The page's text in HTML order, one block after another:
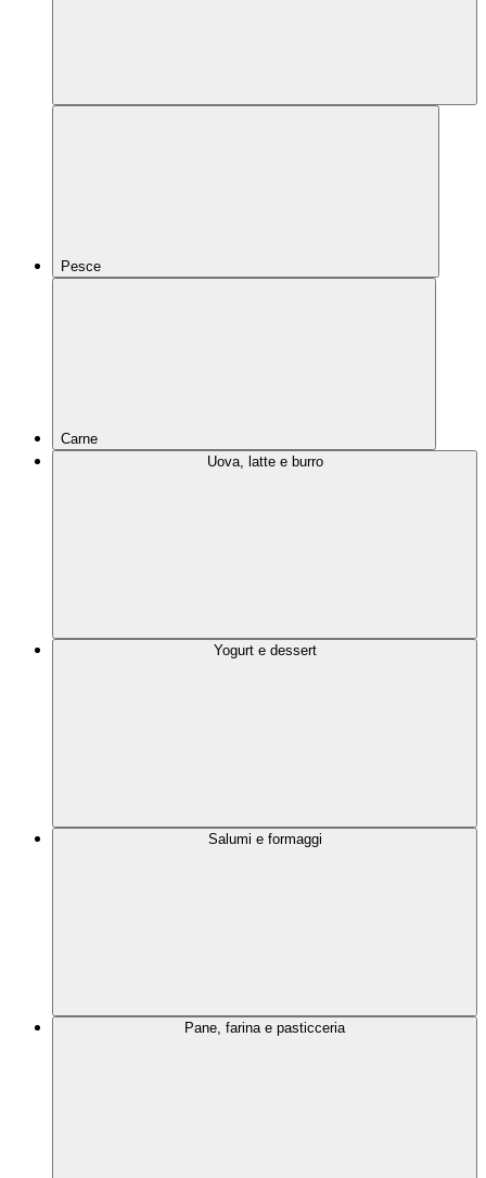
Pesce
Carne
Uova, latte e burro
Yogurt e dessert
Salumi e formaggi
Pane, farina e pasticceria